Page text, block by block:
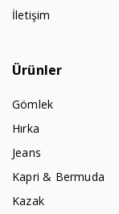
İletişim
Ürünler
Gömlek
Hırka
Jeans
Kapri & Bermuda
Kazak